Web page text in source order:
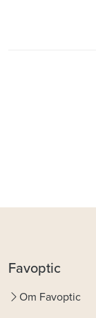
Favoptic
Om Favoptic